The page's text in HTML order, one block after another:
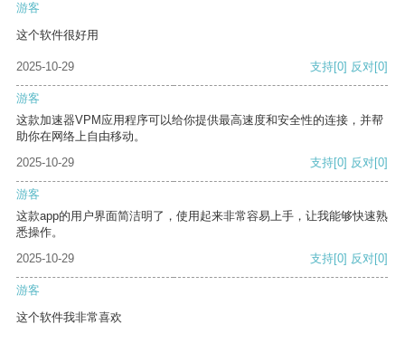
游客
这个软件很好用
2025-10-29 支持[0] 反对[0]
游客
这款加速器VPM应用程序可以给你提供最高速度和安全性的连接，并帮
助你在网络上自由移动。
2025-10-29
支持[0] 反对[0]
游客
这款app的用户界面简洁明了，使用起来非常容易上手，让我能够快速熟
悉操作。
2025-10-29
支持[0] 反对[0]
游客
这个软件我非常喜欢